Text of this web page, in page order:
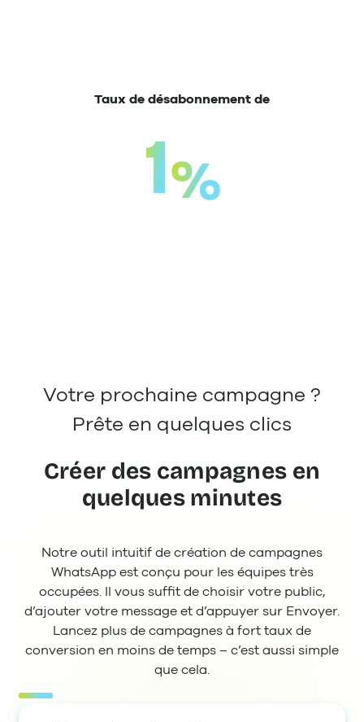
Taux de désabonnement de
1%
Votre prochaine campagne ?
Prête en quelques clics
Créer des campagnes en
quelques minutes
Notre outil intuitif de création de campagnes
WhatsApp est conçu pour les équipes très
occupées. Il vous suffit de choisir votre public,
d’ajouter votre message et d’appuyer sur Envoyer.
Lancez plus de campagnes à fort taux de
conversion en moins de temps – c’est aussi simple
que cela.